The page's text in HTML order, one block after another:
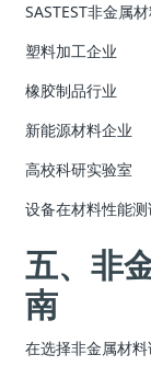
SASTEST非金属
塑料加工企业
橡胶制品行业
新能源材料企业
高校科研实验室
设备在材料性能测
五、非
南
在选择非金属材